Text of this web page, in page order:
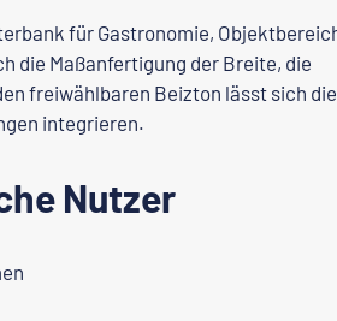
für Gastronomie,
die Maßanfertigung der Breite, die
freiwählbaren Beizton lässt sich
integrieren.
Nutzer